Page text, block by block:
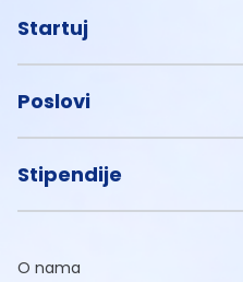
Startuj
Poslovi
Stipendije
O nama